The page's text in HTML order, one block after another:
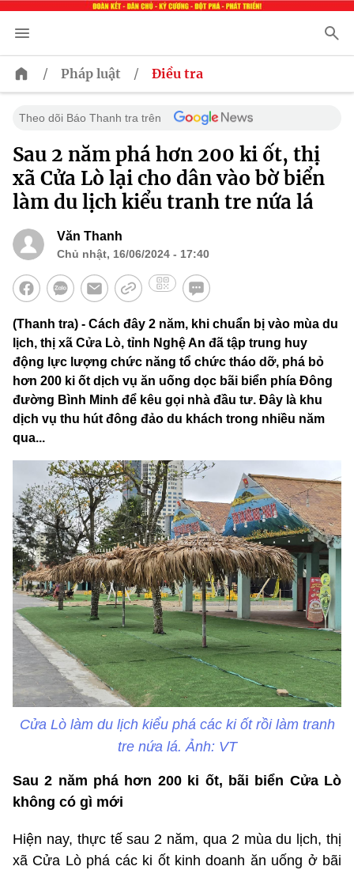
/ Pháp luật / Điều tra
Theo dõi Báo Thanh tra trên
Sau 2 năm phá hơn 200 ki ốt, thị
xã Cửa Lò lại cho dân vào bờ biển
làm du lịch kiểu tranh tre nứa lá
Văn Thanh
Chủ nhật, 16/06/2024 - 17:40
(Thanh tra) - Cách đây 2 năm, khi chuẩn bị vào mùa du
lịch, thị xã Cửa Lò, tỉnh Nghệ An đã tập trung huy
động lực lượng chức năng tổ chức tháo dỡ, phá bỏ
hơn 200 ki ốt dịch vụ ăn uống dọc bãi biển phía Đông
đường Bình Minh để kêu gọi nhà đầu tư. Đây là khu
dịch vụ thu hút đông đảo du khách trong nhiều năm
qua...
Cửa Lò làm du lịch kiểu phá các ki ốt rồi làm tranh
tre nứa lá. Ảnh: VT
Sau 2 năm phá hơn 200 ki ốt, bãi biển Cửa Lò
không có gì mới
Hiện nay, thực tế sau 2 năm, qua 2 mùa du lịch, thị
xã Cửa Lò phá các ki ốt kinh doanh ăn uống ở bãi